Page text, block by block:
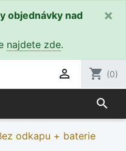
objednávky nad
najdete zde.
×
 shopping_cart (0)
search
odkapu + baterie